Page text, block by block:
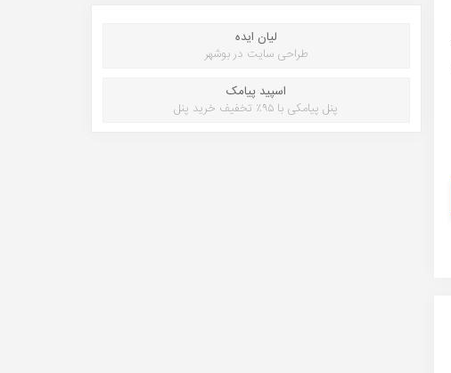
لیان ایده
طراحی سایت در بوشهر
اسپید پیامک
پنل پیامکی با ۹۵٪ تخفیف خرید پنل